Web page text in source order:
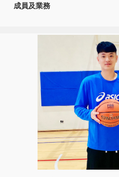
成員及業務